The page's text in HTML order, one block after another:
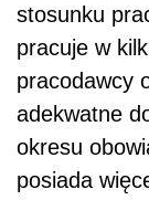
stosunku
pracuje w
pracodawcy
adekwatne
okresu
posiada